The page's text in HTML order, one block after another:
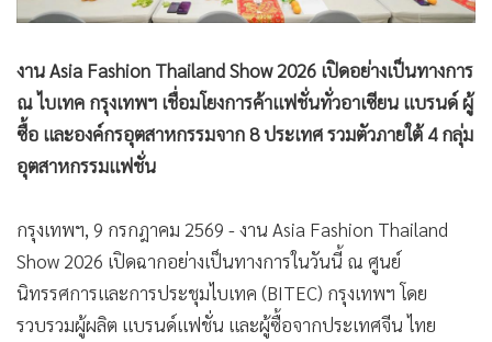
งาน Asia Fashion Thailand Show 2026 เปิดอย่างเป็นทางการ
ณ ไบเทค กรุงเทพฯ เชื่อมโยงการค้าแฟชั่นทั่วอาเซียน แบรนด์ ผู้
ซื้อ และองค์กรอุตสาหกรรมจาก 8 ประเทศ รวมตัวภายใต้ 4 กลุ่ม
อุตสาหกรรมแฟชั่น
กรุงเทพฯ, 9 กรกฎาคม 2569 - งาน Asia Fashion Thailand
Show 2026 เปิดฉากอย่างเป็นทางการในวันนี้ ณ ศูนย์
นิทรรศการและการประชุมไบเทค (BITEC) กรุงเทพฯ โดย
รวบรวมผู้ผลิต แบรนด์แฟชั่น และผู้ซื้อจากประเทศจีน ไทย